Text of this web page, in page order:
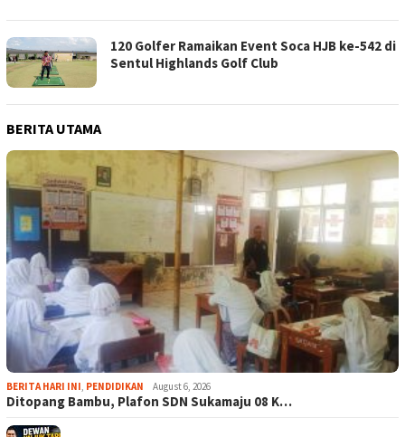
120 Golfer Ramaikan Event Soca HJB ke-542 di
Sentul Highlands Golf Club
BERITA UTAMA
BERITA HARI INI, PENDIDIKAN August 6, 2026
Ditopang Bambu, Plafon SDN Sukamaju 08 K…